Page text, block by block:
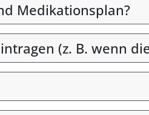
Medikationsplan?
(z. B. wenn